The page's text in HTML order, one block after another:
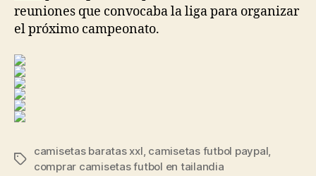
reuniones que convocaba la liga para organizar
el próximo campeonato.
Etiquetas
camisetas baratas xxl camisetas futbol paypal
comprar camisetas futbol en tailandia